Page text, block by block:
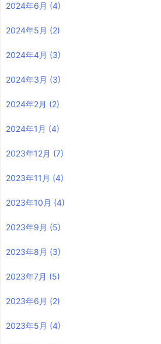
2024年6月 (4)
2024年5月 (2)
2024年4月 (3)
2024年3月 (3)
2024年2月 (2)
2024年1月 (4)
2023年12月 (7)
2023年11月 (4)
2023年10月 (4)
2023年9月 (5)
2023年8月 (3)
2023年7月 (5)
2023年6月 (2)
2023年5月 (4)